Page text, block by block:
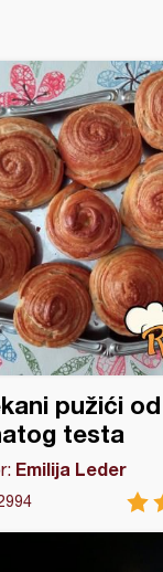
pužići od
testa
Emilija Leder